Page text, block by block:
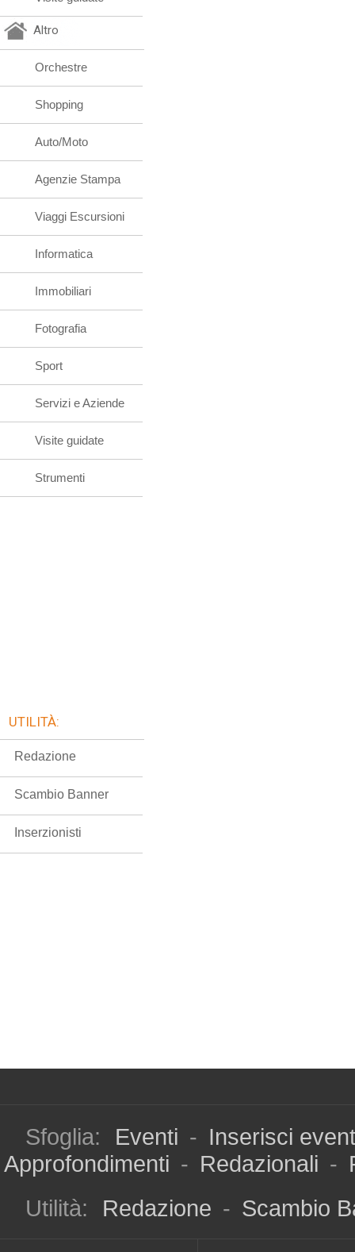
Altro
Orchestre
Shopping
Auto/Moto
Agenzie Stampa
Viaggi Escursioni
Informatica
Immobiliari
Fotografia
Sport
Servizi e Aziende
Visite guidate
Strumenti
UTILITÀ:
Redazione
Scambio Banner
Inserzionisti
Sfoglia: Eventi - Inserisci
Approfondimenti - Redazionali -
Utilità:
Redazione - Scambio